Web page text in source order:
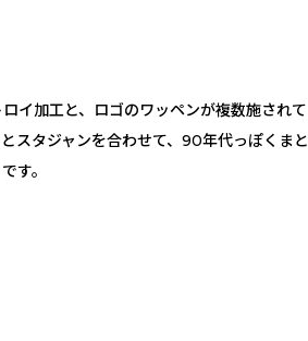
イ加工と、ロゴのワッペンが複数施されて
スタジャンを合わせて、90年代っぽくまと
す。